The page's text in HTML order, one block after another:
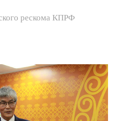
рескома КПРФ